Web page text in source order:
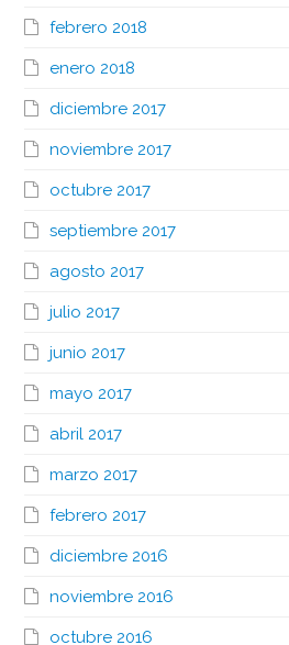
febrero 2018
enero 2018
diciembre 2017
noviembre 2017
octubre 2017
septiembre 2017
agosto 2017
julio 2017
junio 2017
mayo 2017
abril 2017
marzo 2017
febrero 2017
diciembre 2016
noviembre 2016
octubre 2016